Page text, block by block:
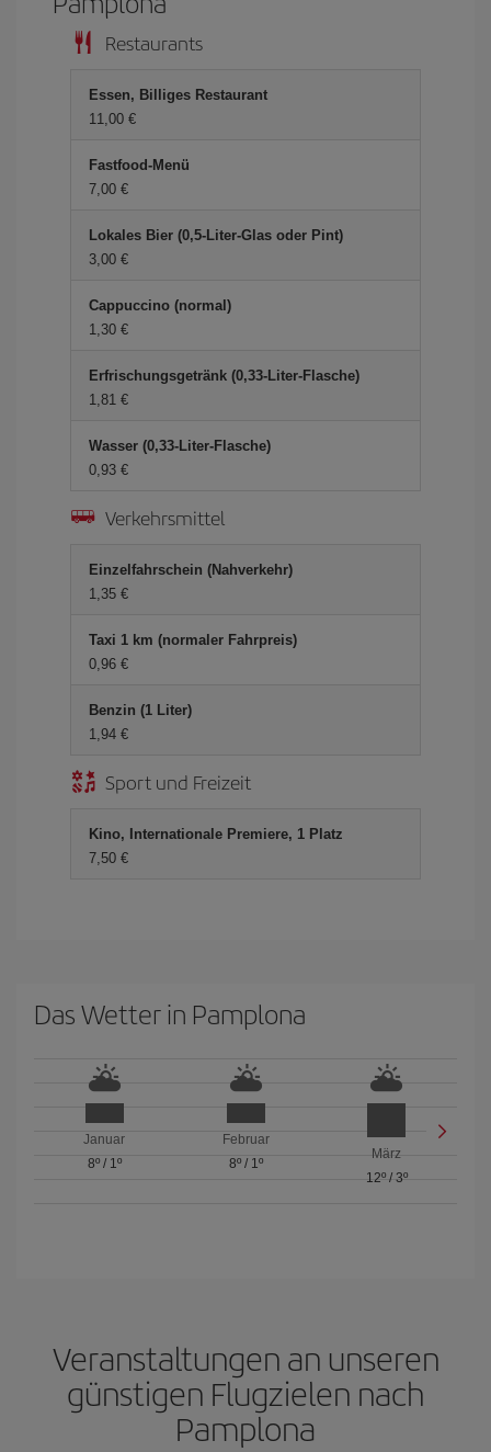
Restaurants
Essen, Billiges Restaurant
11,00 €
Fastfood-Menü
7,00 €
Lokales Bier (0,5-Liter-Glas oder Pint)
3,00 €
Cappuccino (normal)
1,30 €
Erfrischungsgetränk (0,33-Liter-Flasche)
1,81 €
Wasser (0,33-Liter-Flasche)
0,93 €
Verkehrsmittel
Einzelfahrschein (Nahverkehr)
1,35 €
Taxi 1 km (normaler Fahrpreis)
0,96 €
Benzin (1 Liter)
1,94 €
Sport und Freizeit
Kino, Internationale Premiere, 1 Platz
7,50 €
Das Wetter in Pamplona
Januar
8º/ 1º
Februar
8º/ 1º
März
12º/ 3º
Veranstaltungen an unseren
günstigen Flugzielen nach
Pamplona